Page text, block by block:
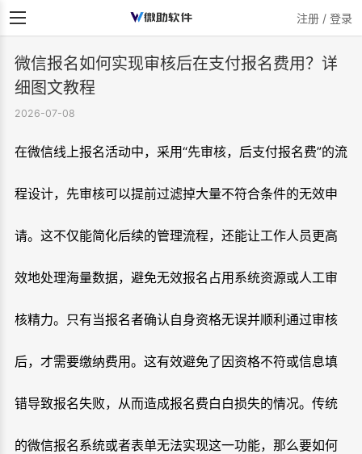
注册 / 登录
微信报名如何实现审核后在支付报名费用？详
细图文教程
2026-07-08
在微信线上报名活动中，采用“先审核，后支付报名费”的流
程设计，先审核可以提前过滤掉大量不符合条件的无效申
请。这不仅能简化后续的管理流程，还能让工作人员更高
效地处理海量数据，避免无效报名占用系统资源或人工审
核精力。只有当报名者确认自身资格无误并顺利通过审核
后，才需要缴纳费用。这有效避免了因资格不符或信息填
错导致报名失败，从而造成报名费白白损失的情况。传统
的微信报名系统或者表单无法实现这一功能，那么要如何